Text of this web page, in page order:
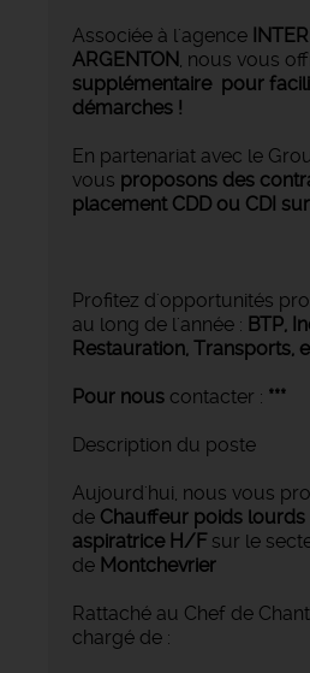
Associée à l'agence
ARGENTON, nous vous
supplémentaire pour
démarches !
En partenariat avec le
vous proposons des
placement CDD ou CDI
Profitez d'opportunités
au long de l'année : BTP,
Restauration, Transports,
Pour nous contacter : ***
Description du poste
Aujourd'hui, nous vous
de Chauffeur poids lourds
aspiratrice H/Fsur le
de Montchevrier
Rattaché au Chef de
chargé de :